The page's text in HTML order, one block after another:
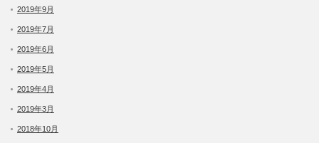
2019年9月
2019年7月
2019年6月
2019年5月
2019年4月
2019年3月
2018年10月